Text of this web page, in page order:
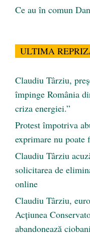
Ce au în comun
ULTIMA
Claudiu Târziu,
împinge România
criza energiei.”
Protest împotriva
exprimare nu poate
Claudiu Târziu
solicitarea de
online
Claudiu Târziu,
Acțiunea
abandonează